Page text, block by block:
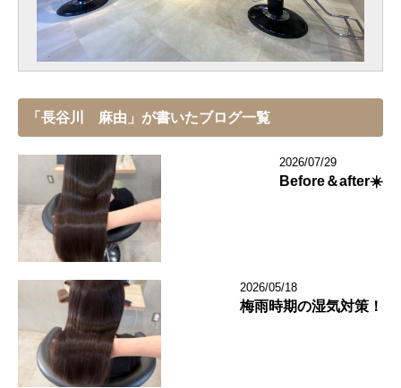
「長谷川 麻由」が書いたブログ一覧
2026/07/29
Before＆after☀️
2026/05/18
梅雨時期の湿気対策！